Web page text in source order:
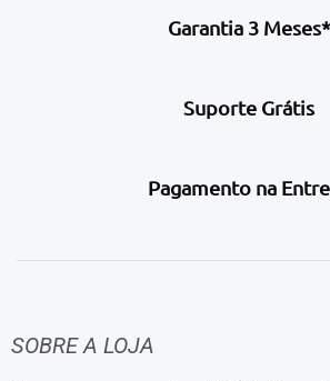
Garantia 3 Meses*
Suporte Grátis
Pagamento na
SOBRE A LOJA